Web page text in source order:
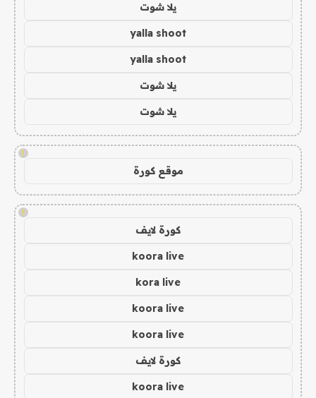
يلا شوت
yalla shoot
yalla shoot
يلا شوت
يلا شوت
!
موقع كورة
!
كورة لايف
koora live
kora live
koora live
koora live
كورة لايف
koora live